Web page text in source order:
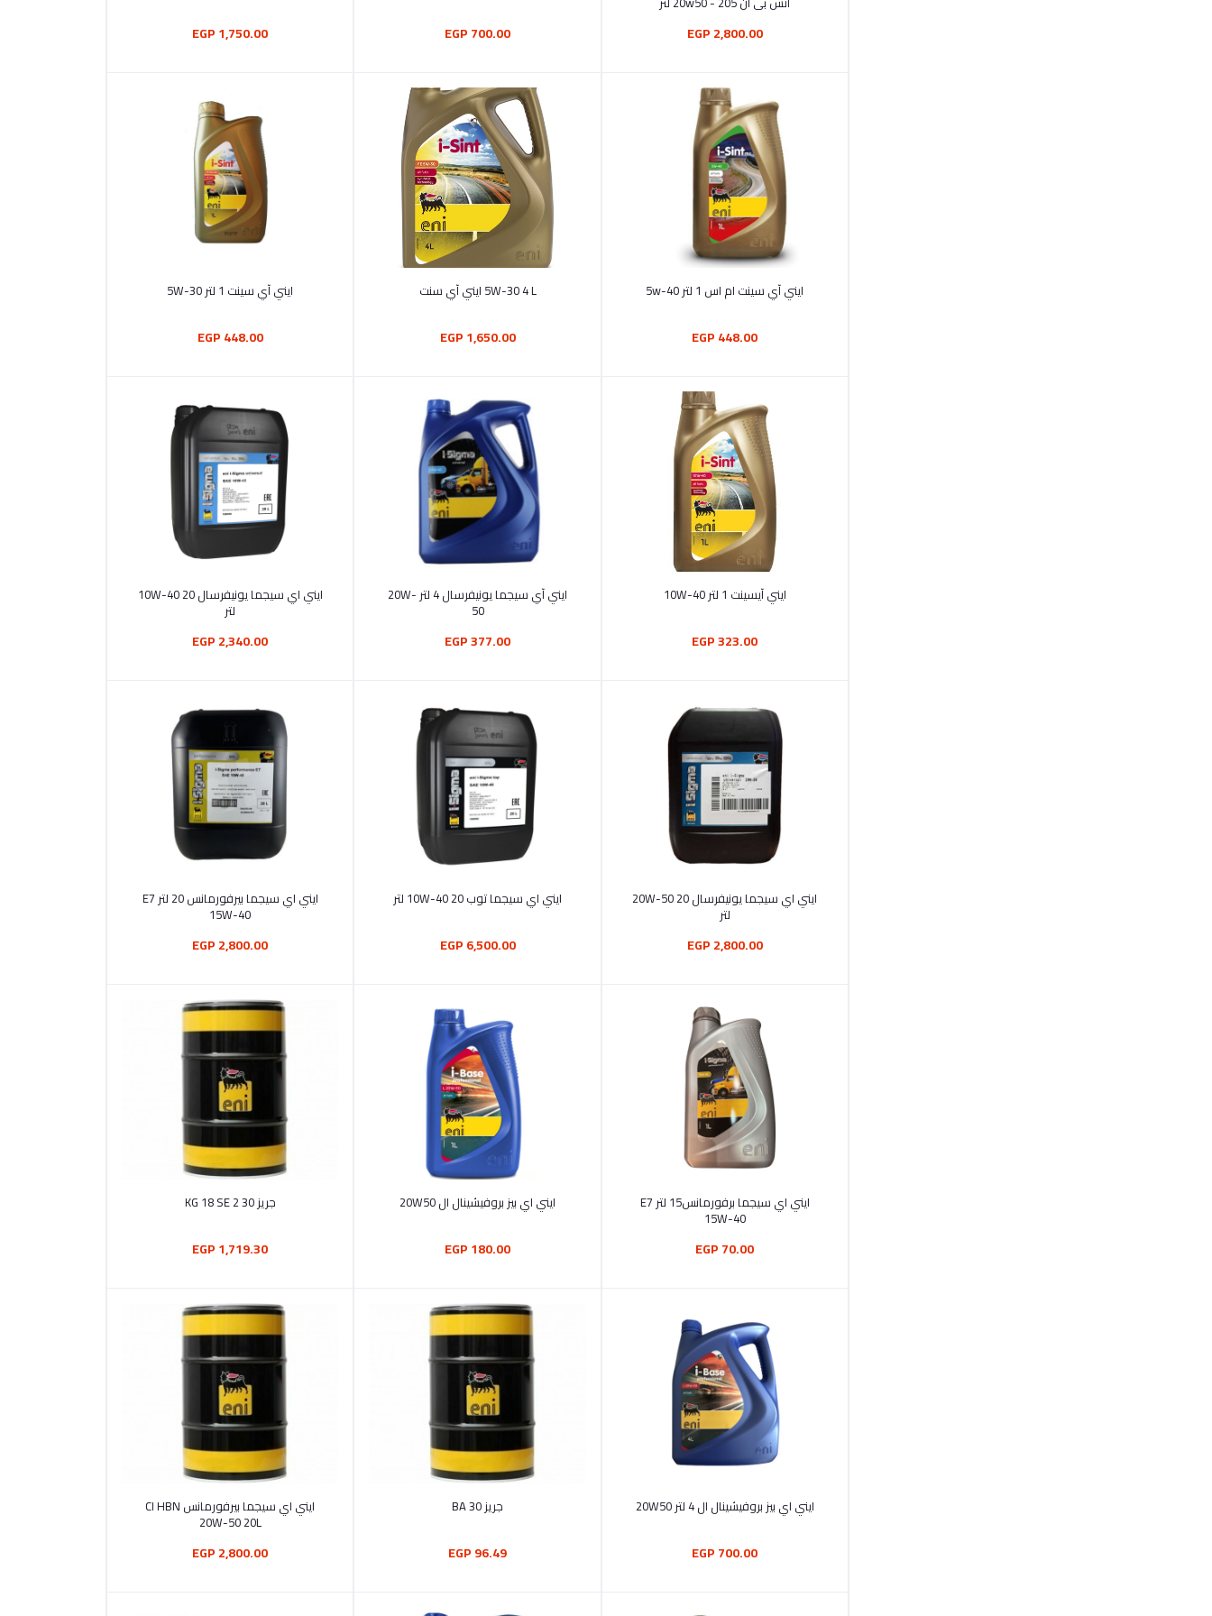
2,800.00 EGP
700.00 EGP
1,750.00 EGP
أضف إلى السلة
ايني آي سينت ام اس 1 لتر 5w-40
448.00 EGP
أضف إلى السلة5W-30 4 L ايني آي سنت
1,650.00 EGP
أضف إلى السلة
ايني آي سينت 1 لتر 5W-30
448.00 EGP
أضف إلى السلة
ايني آيسينت 1 لتر 10W-40
323.00 EGP
أضف إلى السلة ايني آي سيجما يونيفرسال 4 لتر 20W-
50
377.00 EGP
أضف إلى السلة ايني اي سيجما يونيفرسال 10W-40 20
لتر
2,340.00 EGP
أضف إلى السلة ايني اي سيجما يونيفرسال 20W-50 20
لتر
2,800.00 EGP
أضف إلى السلة
ايني اي سيجما توب 10W-40 20 لتر
6,500.00 EGP
أضف إلى السلة ايني اي سيجما بيرفورمانس 20 لتر E7
15W-40
2,800.00 EGP
أضف إلى السلة ايني اي سيجما برفورمانس15 لتر E7
15W-40
70.00 EGP
أضف إلى السلة
ايني اي بيز بروفيشينال ال 20W50
180.00 EGP
أضف إلى السلة
جريز 30 2 KG 18 SE
1,719.30 EGP
أضف إلى السلة
ايني اي بيز بروفيشينال ال 4 لتر 20W50
700.00 EGP
أضف إلى السلة
جريز 30 BA
96.49 EGP
أضف إلى السلة ايني اي سيجما بيرفورمانس CI HBN
20W-50 20L
2,800.00 EGP